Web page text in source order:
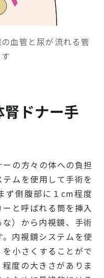
血管と尿が流れる管
ドナー手
の方々の体への負担
ムを使用して手術を
ず側腹部に１cm程度
と呼ばれる筒を挿入
）から内視鏡、手術
内視鏡システムを使
小さくすることがで
度の大きさがありま